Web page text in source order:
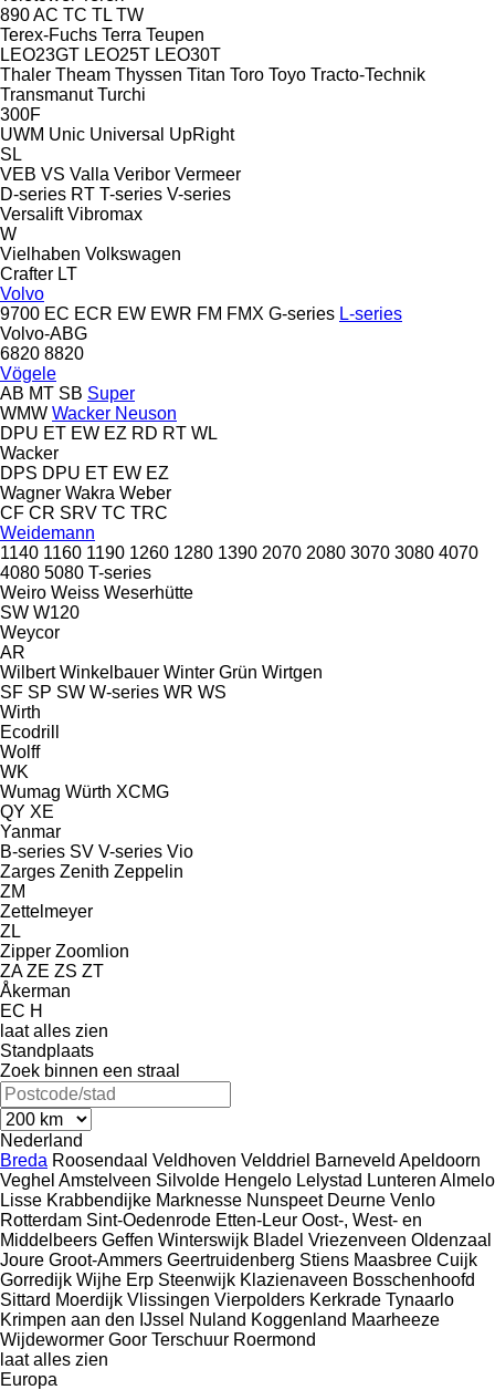
890AC TC TL TW
Terex-Fuchs Terra Teupen
LEO23GT LEO25T LEO30T
Thaler Theam Thyssen Titan Toro Toyo Tracto-Technik
Transmanut Turchi
300F
UWM Unic Universal UpRight
SL
VEB VS Valla Veribor Vermeer
D-series RT T-series V-series
Versalift Vibromax
W
Vielhaben Volkswagen
Crafter LT
Volvo
9700 EC ECR EW EWR FM FMX G-series L-series
Volvo-ABG
6820 8820
Vögele
AB MT SB Super
WMW Wacker Neuson
DPU ET EW EZ RD RT WL
Wacker
DPS DPU ET EW EZ
Wagner Wakra Weber
CF CR SRV TC TRC
Weidemann
1140 1160 1190 1260 1280 1390 2070 2080 3070 3080 4070
4080 5080 T-series
Weiro Weiss Weserhütte
SW W120
Weycor
AR
Wilbert Winkelbauer Winter Grün Wirtgen
SF SP SW W-series WR WS
Wirth
Ecodrill
Wolff
WK
Wumag Würth XCMG
QY XE
Yanmar
B-series SV V-series Vio
Zarges Zenith Zeppelin
ZM
Zettelmeyer
ZL
Zipper Zoomlion
ZA ZE ZS ZT
Åkerman
EC H
laat alles zien
Standplaats
Zoek binnen een straal
Nederland
Breda Roosendaal Veldhoven Velddriel Barneveld Apeldoorn
Veghel Amstelveen Silvolde Hengelo Lelystad Lunteren Almelo
Lisse Krabbendijke Marknesse Nunspeet Deurne Venlo
Rotterdam Sint-Oedenrode Etten-Leur Oost-, West- en
Middelbeers Geffen Winterswijk Bladel Vriezenveen Oldenzaal
Joure Groot-Ammers Geertruidenberg Stiens Maasbree Cuijk
Gorredijk Wijhe Erp Steenwijk Klazienaveen Bosschenhoofd
Sittard Moerdijk Vlissingen Vierpolders Kerkrade Tynaarlo
Krimpen aan den IJssel Nuland Koggenland Maarheeze
Wijdewormer Goor Terschuur Roermond
laat alles zien
Europa